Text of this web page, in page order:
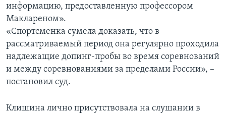
информацию, предоставленную профессором
Маклареном».
«Спортсменка сумела доказать, что в
рассматриваемый период она регулярно проходила
надлежащие допинг-пробы во время соревнований
и между соревнованиями за пределами России», –
постановил суд.
Клишина лично присутствовала на слушании в